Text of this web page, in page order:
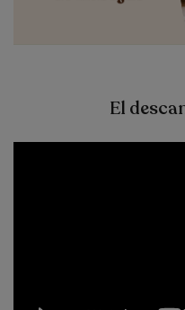
El